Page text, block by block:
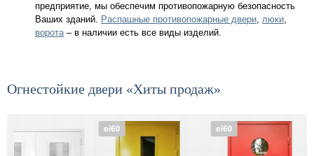
предприятие, мы обеспечим противопожарную безопасность
Ваших зданий. Распашные противопожарные двери, люки,
ворота– в наличии есть все виды изделий.
Огнестойкие двери «Хиты продаж»